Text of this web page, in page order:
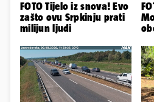
FOTO Tijelo iz snova! Evo
zašto ovu Srpkinju prati
milijun ljudi